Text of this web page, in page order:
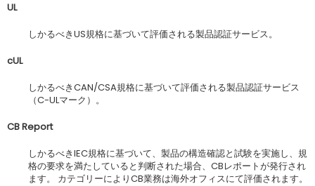
UL
しかるべきUS規格に基づいて評価される製品認証サービス。
cUL
しかるべきCAN/CSA規格に基づいて評価される製品認証サービス
（C-ULマーク）。
CB Report
しかるべきIEC規格に基づいて、製品の構造確認と試験を実施し、規
格の要求を満たしていると判断された場合、CBレポートが発行され
ます。 カテゴリーによりCB業務は海外オフィスにて評価されます。